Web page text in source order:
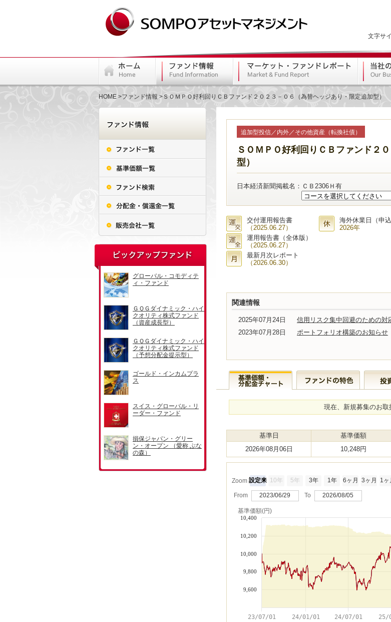
文字サ
HOME ファンド情報 ＳＯＭＰＯ好利回りＣＢファンド２０２３－０６（為替ヘッジあり・限定追加型）
追加型投信／内外／その他資産（転換社債）
ＳＯＭＰＯ好利回りＣＢファンド２
型）
日本経済新聞掲載名：ＣＢ2306Ｈ有
交付運用報告書
（2025.06.27）
運用報告書（全体版）
（2025.06.27）
最新月次レポート
（2026.06.30）
海外休業日（申込
2026年
関連情報
2025年07月24日 信用リスク集中回避のための対
2023年07月28日 ポートフォリオ構築のお知らせ
現在、新規募集のお取
基準日 基準価額
2026年08月06日
10,248円
Zoom 設定来 10年 5年 3年 1年 6ヶ月 3ヶ月 1ヶ
From 2023/06/29 To 2026/08/05
基準価額(円)
23/07/01 24/01/01 24/07/01 25/
9,600
9,800
10,000
10,200
10,400